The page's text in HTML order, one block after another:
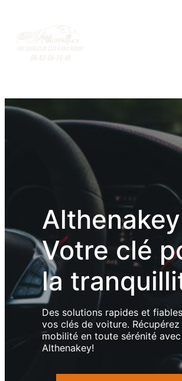
Votre clé
la
Des solutions rapides et
vos clés de voiture.
mobilité en toute sérénité avec
Althenakey!